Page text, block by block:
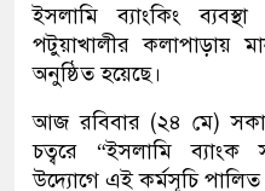
ইসলামি ব্যাংকিং ব্যবস্থা
পটুয়াখালীর কলাপাড়ায়
অনুষ্ঠিত হয়েছে।
আজ রবিবার (২৪ মে)
চত্বরে “ইসলামি
উদ্যোগে এই কর্মসূচি পালিত